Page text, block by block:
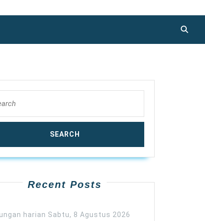
Recent Posts
harian Sabtu, 8 Agustus 2026